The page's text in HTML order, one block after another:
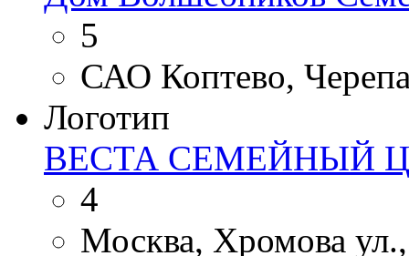
5
САО Коптево,
Логотип
ВЕСТА СЕМЕЙНЫЙ
4
Москва, Хромова